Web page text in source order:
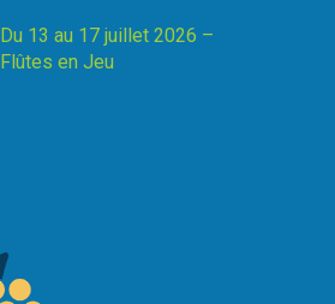
Du 13 au 17 juillet 2026 –
Flûtes en Jeu